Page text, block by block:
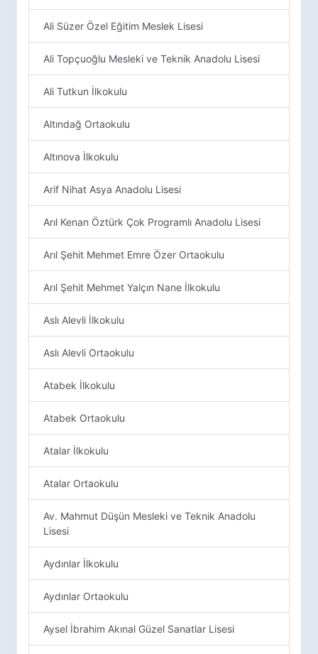
Ali Süzer Özel Eğitim Meslek Lisesi
Ali Topçuoğlu Mesleki ve Teknik Anadolu Lisesi
Ali Tutkun İlkokulu
Altındağ Ortaokulu
Altınova İlkokulu
Arif Nihat Asya Anadolu Lisesi
Arıl Kenan Öztürk Çok Programlı Anadolu Lisesi
Arıl Şehit Mehmet Emre Özer Ortaokulu
Arıl Şehit Mehmet Yalçın Nane İlkokulu
Aslı Alevli İlkokulu
Aslı Alevli Ortaokulu
Atabek İlkokulu
Atabek Ortaokulu
Atalar İlkokulu
Atalar Ortaokulu
Av. Mahmut Düşün Mesleki ve Teknik Anadolu
Lisesi
Aydınlar İlkokulu
Aydınlar Ortaokulu
Aysel İbrahim Akınal Güzel Sanatlar Lisesi